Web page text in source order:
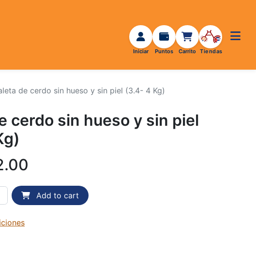
de cerdo sin hueso y sin piel (3.4- 4 Kg)
cerdo sin hueso y sin piel
Add to cart